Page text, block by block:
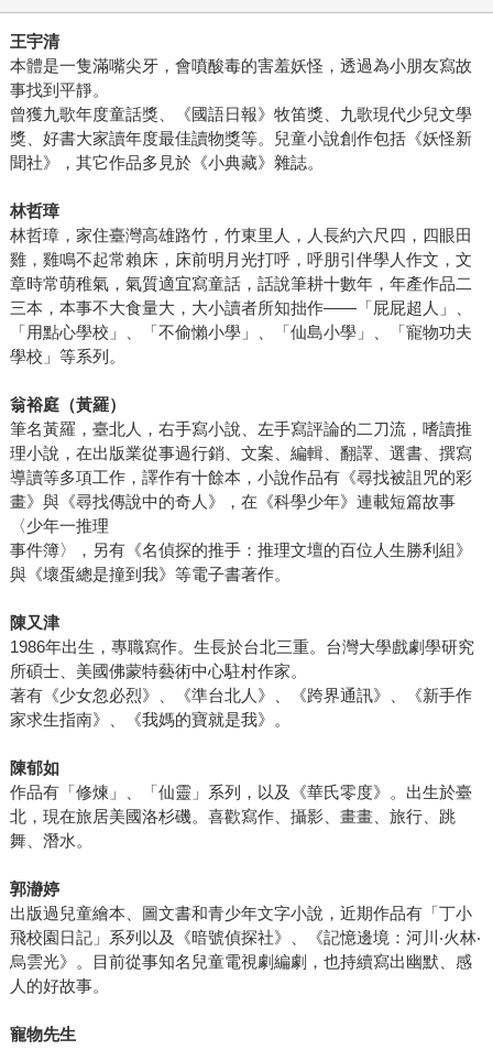
王宇清
本體是一隻滿嘴尖牙，會噴酸毒的害羞妖怪，透過為小朋友寫故
事找到平靜。
曾獲九歌年度童話獎、《國語日報》牧笛獎、九歌現代少兒文學
獎、好書大家讀年度最佳讀物獎等。兒童小說創作包括《妖怪新
聞社》，其它作品多見於《小典藏》雜誌。
林哲璋
林哲璋，家住臺灣高雄路竹，竹東里人，人長約六尺四，四眼田
雞，雞鳴不起常賴床，床前明月光打呼，呼朋引伴學人作文，文
章時常萌稚氣，氣質適宜寫童話，話說筆耕十數年，年產作品二
三本，本事不大食量大，大小讀者所知拙作——「屁屁超人」、
「用點心學校」、「不偷懶小學」、「仙島小學」、「寵物功夫
學校」等系列。
翁裕庭（黃羅）
筆名黃羅，臺北人，右手寫小說、左手寫評論的二刀流，嗜讀推
理小說，在出版業從事過行銷、文案、編輯、翻譯、選書、撰寫
導讀等多項工作，譯作有十餘本，小說作品有《尋找被詛咒的彩
畫》與《尋找傳說中的奇人》，在《科學少年》連載短篇故事
〈少年一推理
事件簿〉，另有《名偵探的推手：推理文壇的百位人生勝利組》
與《壞蛋總是撞到我》等電子書著作。
陳又津
1986年出生，專職寫作。生長於台北三重。台灣大學戲劇學研究
所碩士、美國佛蒙特藝術中心駐村作家。
著有《少女忽必烈》、《準台北人》、《跨界通訊》、《新手作
家求生指南》、《我媽的寶就是我》。
陳郁如
作品有「修煉」、「仙靈」系列，以及《華氏零度》。出生於臺
北，現在旅居美國洛杉磯。喜歡寫作、攝影、畫畫、旅行、跳
舞、潛水。
郭瀞婷
出版過兒童繪本、圖文書和青少年文字小說，近期作品有「丁小
飛校園日記」系列以及《暗號偵探社》、《記憶邊境：河川‧火林‧
烏雲光》。目前從事知名兒童電視劇編劇，也持續寫出幽默、感
人的好故事。
寵物先生